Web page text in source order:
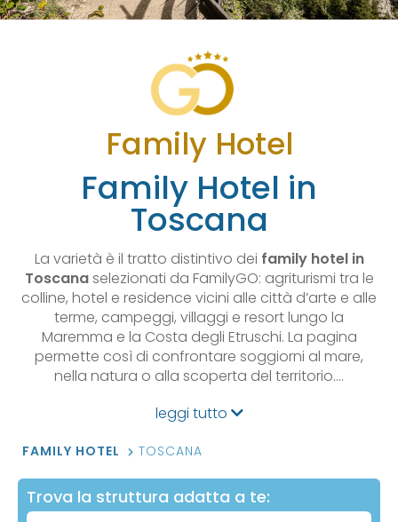
Family Hotel
Family Hotel in
Toscana
La varietà è il tratto distintivo dei family hotel in
Toscanaselezionati da FamilyGO: agriturismi tra le
colline, hotel e residence vicini alle città d’arte e alle
terme, campeggi, villaggi e resort lungo la
Maremma e la Costa degli Etruschi. La pagina
permette così di confrontare soggiorni al mare,
nella natura o alla scoperta del territorio.…
leggi tutto
FAMILY HOTEL TOSCANA
Trova la struttura adatta a te: